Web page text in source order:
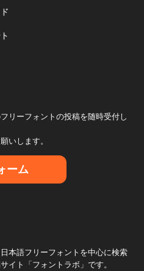
リーフォントの投稿を随時受付し
いします。
ーム
本語フリーフォントを中心に検索
イト「フォントラボ」です。